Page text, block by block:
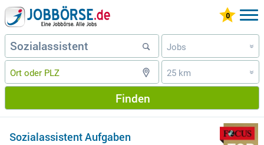
Jobs »
25 km »
Finden
Sozialassistent Aufgaben